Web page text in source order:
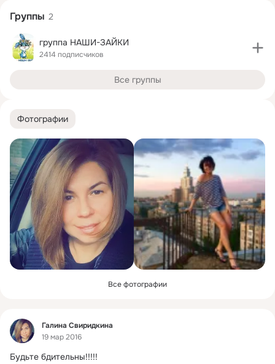
Фотографии
Все фотографии
Фид
Галина Свиридкина
19 мар 2016
Будьте бдительны!!!!!
Группы 2
группа НАШИ-ЗАЙКИ
2414 подписчиков
Все группы